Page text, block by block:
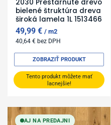
2030 Prestarnuté drevo
bielené štruktúra dreva
široká lamela 1L 1513466
49,99€ m2
40,64€ bez DPH
Tento produkt môžete mať
lacnejšie!
ZOBRAZIŤ PRODUKT
AJ NA PREDAJNI